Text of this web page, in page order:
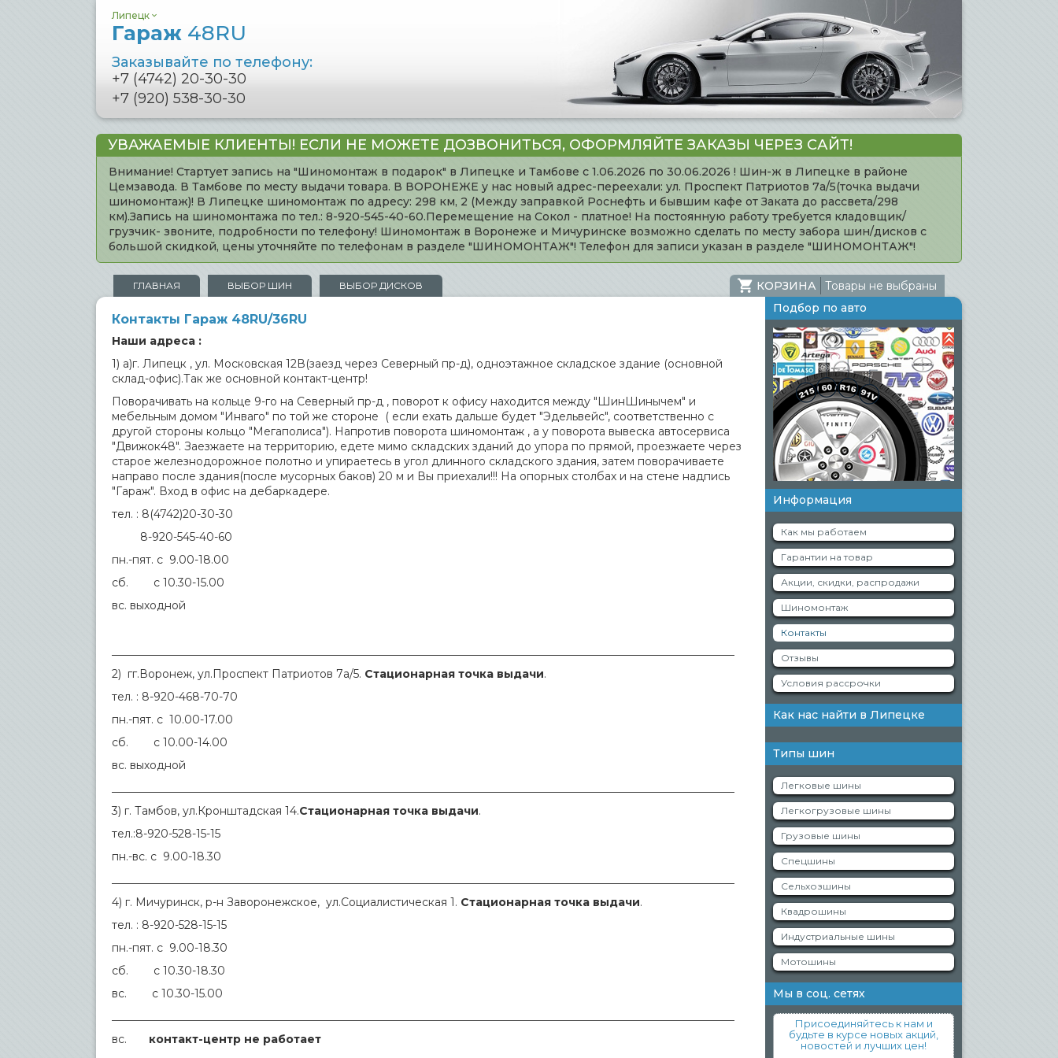
Липецк
Гараж 48RU
Заказывайте по телефону:
+7 (4742) 20-30-30
+7 (920) 538-30-30
УВАЖАЕМЫЕ КЛИЕНТЫ! ЕСЛИ НЕ МОЖЕТЕ ДОЗВОНИТЬСЯ, ОФОРМЛЯЙТЕ ЗАКАЗЫ ЧЕРЕЗ САЙТ!
Внимание! Стартует запись на "Шиномонтаж в подарок" в Липецке и Тамбове с 1.06.2026 по 30.06.2026 ! Шин-ж в Липецке в районе
Цемзавода. В Тамбове по месту выдачи товара. В ВОРОНЕЖЕ у нас новый адрес-переехали: ул. Проспект Патриотов 7а/5(точка выдачи
шиномонтаж)! В Липецке шиномонтаж по адресу: 298 км, 2 (Между заправкой Роснефть и бывшим кафе от Заката до рассвета/298
км).Запись на шиномонтажа по тел.: 8-920-545-40-60.Перемещение на Сокол - платное! На постоянную работу требуется кладовщик/
грузчик- звоните, подробности по телефону! Шиномонтаж в Воронеже и Мичуринске возможно сделать по месту забора шин/дисков с
большой скидкой, цены уточняйте по телефонам в разделе "ШИНОМОНТАЖ"! Телефон для записи указан в разделе "ШИНОМОНТАЖ"!
ГЛАВНАЯ ВЫБОР ШИН ВЫБОР ДИСКОВ КОРЗИНА Товары не выбраны
Контакты Гараж 48RU/36RU
Наши адреса :
1) а)г. Липецк , ул. Московская 12В(заезд через Северный пр-д), одноэтажное складское здание (основной
склад-офис).Так же основной контакт-центр!
Поворачивать на кольце 9-го на Северный пр-д , поворот к офису находится между "ШинШинычем" и
мебельным домом "Инваго" по той же стороне ( если ехать дальше будет "Эдельвейс", соответственно с
другой стороны кольцо "Мегаполиса"). Напротив поворота шиномонтаж , а у поворота вывеска автосервиса
"Движок48". Заезжаете на территорию, едете мимо складских зданий до упора по прямой, проезжаете через
старое железнодорожное полотно и упираетесь в угол длинного складского здания, затем поворачиваете
направо после здания(после мусорных баков) 20 м и Вы приехали!!! На опорных столбах и на стене надпись
"Гараж". Вход в офис на дебаркадере.
тел. : 8(4742)20-30-30
8-920-545-40-60
пн.-пят. с 9.00-18.00
сб. с 10.30-15.00
вс. выходной
2) гг.Воронеж, ул.Проспект Патриотов 7а/5. Стационарная точка выдачи.
тел. : 8-920-468-70-70
пн.-пят. с 10.00-17.00
сб. с 10.00-14.00
вс. выходной
3) г. Тамбов, ул.Кронштадская 14.Стационарная точка выдачи.
тел.:8-920-528-15-15
пн.-вс. с 9.00-18.30
4) г. Мичуринск, р-н Заворонежское, ул.Социалистическая 1. Стационарная точка выдачи.
тел. : 8-920-528-15-15
пн.-пят. с 9.00-18.30
сб. с 10.30-18.30
вс. с 10.30-15.00
вс. контакт-центр не работает
Подбор по авто
Информация
Как мы работаем
Гарантии на товар
Акции, скидки, распродажи
Шиномонтаж
Контакты
Отзывы
Условия рассрочки
Как нас найти в Липецке
Типы шин
Легковые шины
Легкогрузовые шины
Грузовые шины
Спецшины
Сельхозшины
Квадрошины
Индустриальные шины
Мотошины
Мы в соц. сетях
Присоединяйтесь к нам и
будьте в курсе новых акций,
новостей и лучших цен!